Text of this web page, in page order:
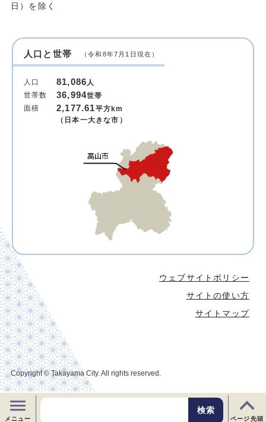
メニュー ページ先頭
日）を除く
人口と世帯 （令和8年7月1日現在）
人口 81,086人
世帯数
36,994世帯
面積
2,177.61平方km
（日本一大きな市）
ウェブサイトポリシー
サイトの使い方
サイトマップ
Copyright © Takayama City. All rights reserved.